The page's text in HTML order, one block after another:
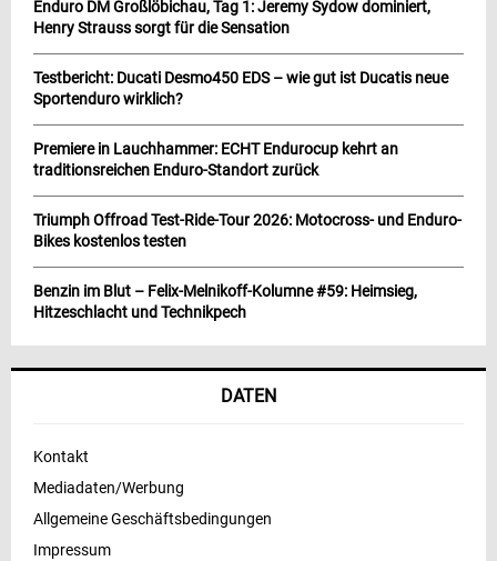
Enduro DM Großlöbichau, Tag 1: Jeremy Sydow dominiert,
Henry Strauss sorgt für die Sensation
Testbericht: Ducati Desmo450 EDS – wie gut ist Ducatis neue
Sportenduro wirklich?
Premiere in Lauchhammer: ECHT Endurocup kehrt an
traditionsreichen Enduro-Standort zurück
Triumph Offroad Test-Ride-Tour 2026: Motocross- und Enduro-
Bikes kostenlos testen
Benzin im Blut – Felix-Melnikoff-Kolumne #59: Heimsieg,
Hitzeschlacht und Technikpech
DATEN
Kontakt
Mediadaten/Werbung
Allgemeine Geschäftsbedingungen
Impressum